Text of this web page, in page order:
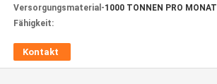
Versorgungsmaterial-
Fähigkeit:
1000 TONNEN PRO MONAT
Kontakt